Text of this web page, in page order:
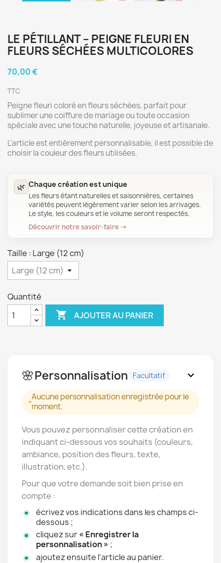
LE PÉTILLANT – PEIGNE FLEURI EN
FLEURS SÉCHÉES MULTICOLORES
70,00 €
TTC
Peigne fleuri coloré en fleurs séchées, parfait pour
sublimer une coiffure de mariage ou toute occasion
spéciale avec une touche naturelle, joyeuse et artisanale.
L'article est entièrement personnalisable, il est possible de
choisir la couleur des fleurs utilisées.
🌿 Chaque création est unique
Les fleurs étant naturelles et saisonnières, certaines
variétés peuvent légèrement varier selon les arrivages.
Le style, les couleurs et le volume seront respectés.
Découvrir notre savoir-faire →
Taille : Large (12 cm)
Quantité
 AJOUTER AU PANIER
🌸Personnalisation Facultatif expand_more
Aucune personnalisation enregistrée pour le
moment.
Vous pouvez personnaliser cette création en
indiquant ci-dessous vos souhaits (couleurs,
ambiance, position des fleurs, texte,
illustration, etc.).
Pour que votre demande soit bien prise en
compte :
écrivez vos indications dans les champs ci-
dessous ;
cliquez sur« Enregistrer la
personnalisation » ;
ajoutez ensuite l’article au panier.